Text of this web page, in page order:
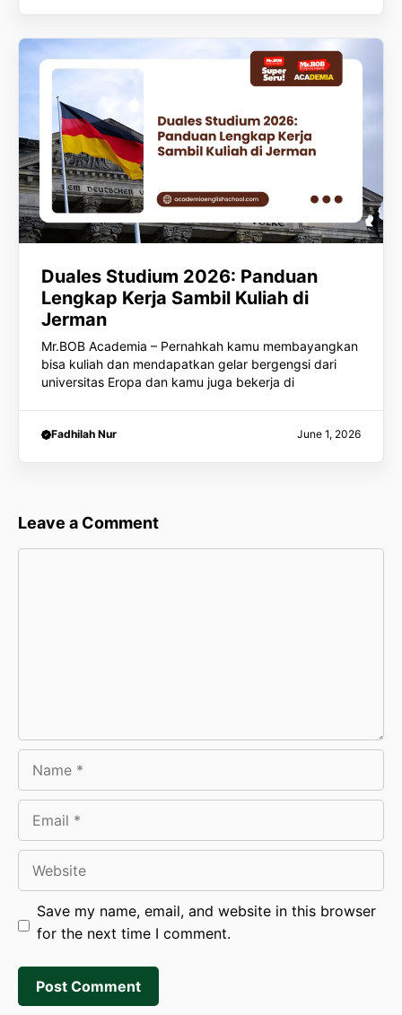
Duales Studium 2026: Panduan
Lengkap Kerja Sambil Kuliah di
Jerman
Mr.BOB Academia – Pernahkah kamu membayangkan
bisa kuliah dan mendapatkan gelar bergengsi dari
universitas Eropa dan kamu juga bekerja di
Fadhilah Nur June 1, 2026
Leave a Comment
Save my name, email, and website in this browser
for the next time I comment.